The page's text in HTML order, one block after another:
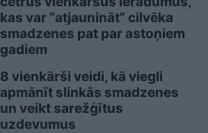
kas var “atjaunināt” cilvēka
smadzenes pat par astoņiem
gadiem
8 vienkārši veidi, kā viegli
apmānīt slinkās smadzenes
un veikt sarežģītus
uzdevumus